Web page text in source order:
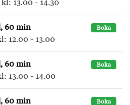
13.00 - 14.30
60 min Boka
12.00 - 13.00
60 min Boka
13.00 - 14.00
60 min Boka